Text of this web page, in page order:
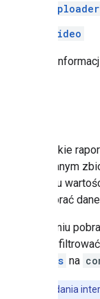
video
Więcej
Wszystkie
w pobranym
zestawu
aby pobrać
W żądaniu
chcesz
filters na
żądania